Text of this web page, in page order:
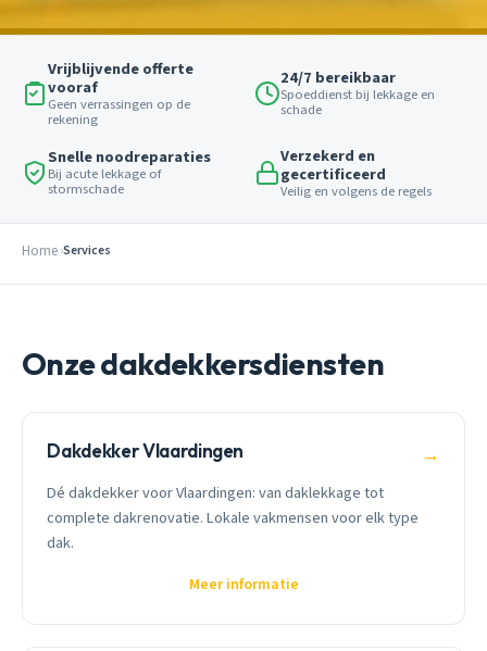
Vrijblijvende offerte
vooraf
Geen verrassingen op de
rekening
24/7 bereikbaar
Spoeddienst bij lekkage en
schade
Snelle noodreparaties
Bij acute lekkage of
stormschade
Verzekerd en
gecertificeerd
Veilig en volgens de regels
Home Services
Onze dakdekkersdiensten
Dakdekker Vlaardingen →
Dé dakdekker voor Vlaardingen: van daklekkage tot
complete dakrenovatie. Lokale vakmensen voor elk type
dak.
Meer informatie